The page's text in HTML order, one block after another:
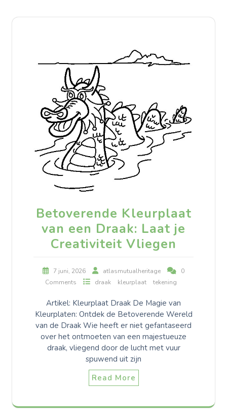
Betoverende Kleurplaat
van een Draak: Laat je
Creativiteit Vliegen
7 juni, 2026 atlasmutualheritage
0
Comments
draak kleurplaat tekening
Artikel: Kleurplaat Draak De Magie van
Kleurplaten: Ontdek de Betoverende Wereld
van de Draak Wie heeft er niet gefantaseerd
over het ontmoeten van een majestueuze
draak, vliegend door de lucht met vuur
spuwend uit zijn
Read More